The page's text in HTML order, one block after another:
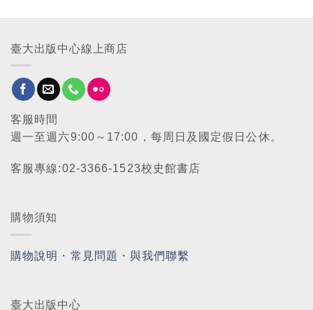
臺大出版中心線上商店
客服時間
週一至週六9:00～17:00，每周日及國定假日公休。
客服專線:02-3366-1523校史館書店
購物須知
購物說明 ・ 常見問題 ・與我們聯繫
臺大出版中心